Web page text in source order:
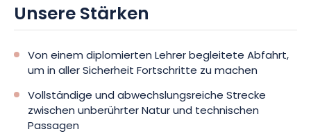
Unsere Stärken
Von einem diplomierten Lehrer begleitete Abfahrt,
um in aller Sicherheit Fortschritte zu machen
Vollständige und abwechslungsreiche Strecke
zwischen unberührter Natur und technischen
Passagen